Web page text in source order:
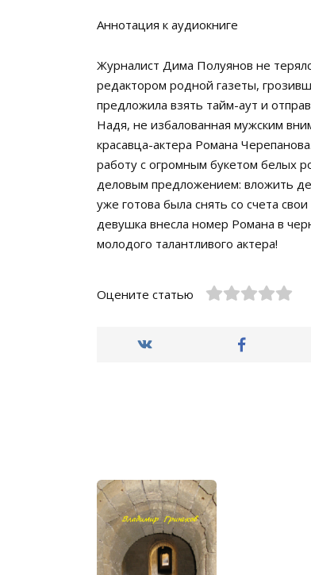
Аннотация к аудиокниге
Журналист Дима Полуянов не
редактором родной газеты,
предложила взять тайм-аут и
Надя, не избалованная мужским
красавца-актера Романа
работу с огромным букетом белых
деловым предложением: вложить
уже готова была снять со счета
девушка внесла номер Романа в
молодого талантливого актера!
Оцените статью